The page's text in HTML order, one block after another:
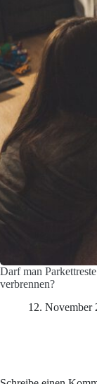
Darf man
verbrennen?
12. November